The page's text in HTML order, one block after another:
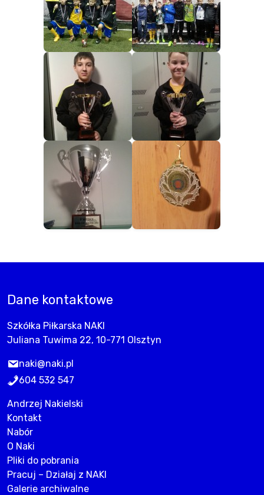
Dane kontaktowe
Szkółka Piłkarska NAKI
Juliana Tuwima 22, 10-771 Olsztyn
naki@naki.pl
604 532 547
Andrzej Nakielski
Kontakt
Nabór
O Naki
Pliki do pobrania
Pracuj – Działaj z NAKI
Galerie archiwalne